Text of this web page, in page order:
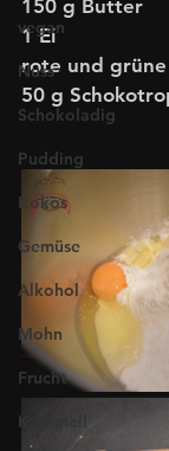
vegan
Nuss
Schokoladig
Pudding
Kokos
Gemüse
Alkohol
Mohn
Frucht
Karamell
150 g Butter
1 Ei
rote und
50 g